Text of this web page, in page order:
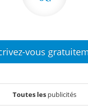
vous
Toutes lespublicités